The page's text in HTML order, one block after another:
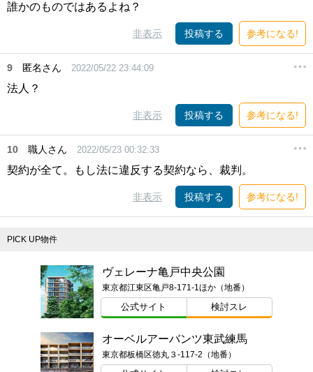
誰かのものではあるよね？
非表示 投稿する 参考になる!
9 匿名さん 2022/05/22 23:44:09
法人？
非表示 投稿する 参考になる!
10 職人さん 2022/05/23 00:32:33
契約が全て。もし法に違反する契約なら、裁判。
非表示 投稿する 参考になる!
PICK UP物件
ヴェレーナ亀戸中央公園
東京都江東区亀戸8-171-1ほか（地番）
公式サイト 検討スレ
オーベルアーバンツ東武練馬
東京都板橋区徳丸３-117-2（地番）